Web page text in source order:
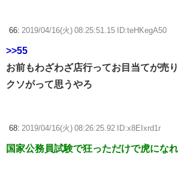
66: 2019/04/16(火) 08:25:51.15 ID:teHKegA50
>>55
お前もわざわざ店行ってお目当てが売
クソがって思うやろ
68: 2019/04/16(火) 08:26:25.92 ID:x8EIxrd1r
国家公務員試験で狂っただけで虎にな